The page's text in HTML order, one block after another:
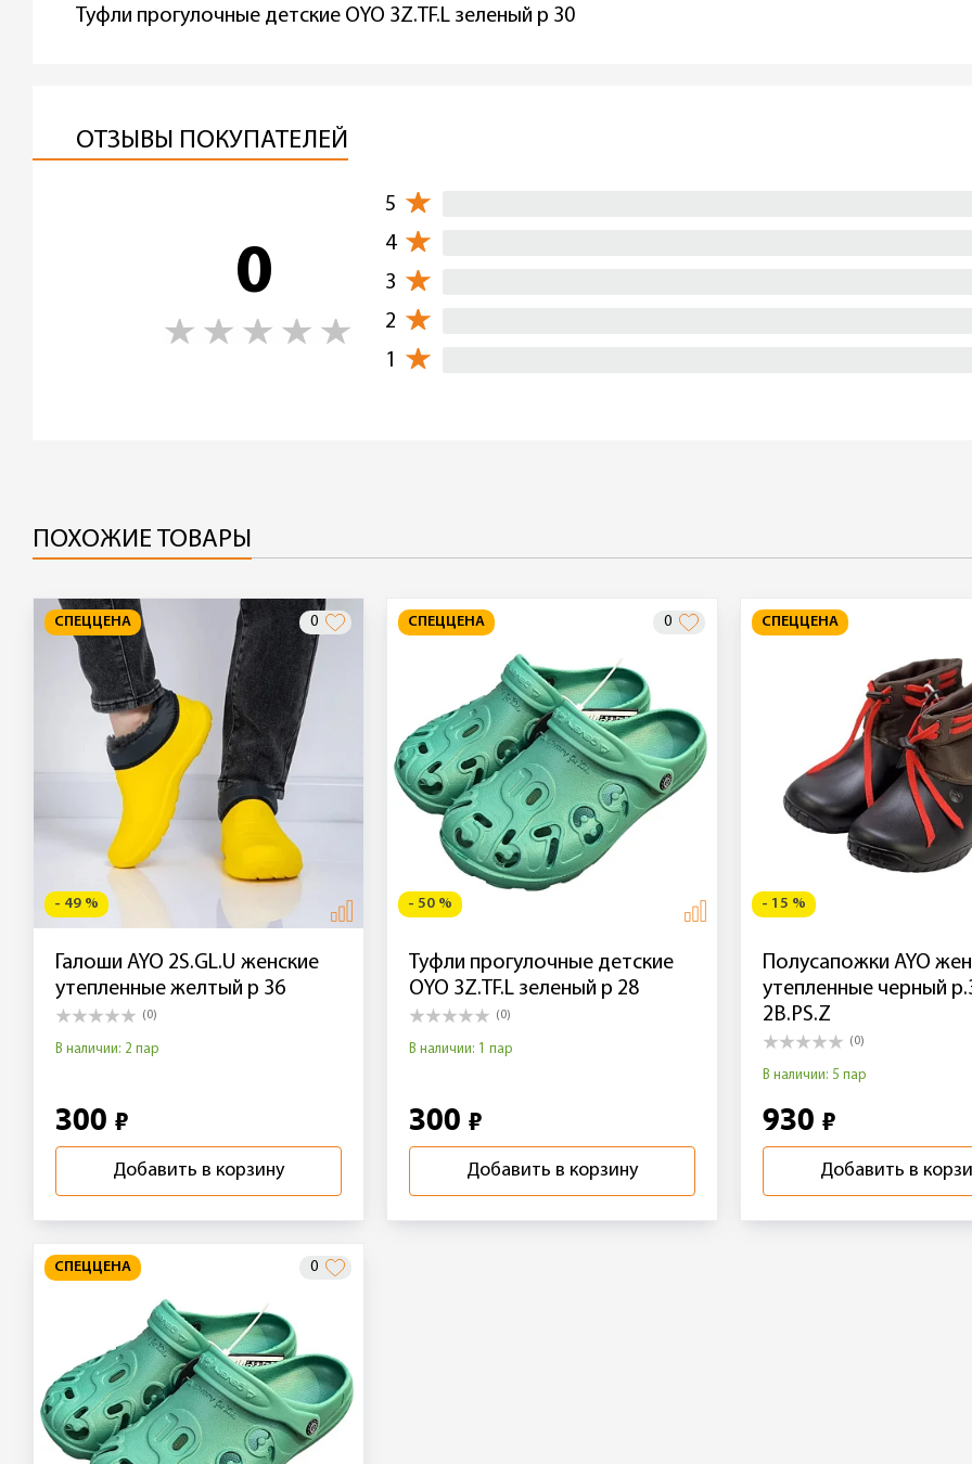
Туфли прогулочные детские OYO 3Z.TF.L зеленый р 30
ОТЗЫВЫ ПОКУПАТЕЛЕЙ
0
5
4
3
2
1
ПОХОЖИЕ ТОВАРЫ
СПЕЦЦЕНА
- 49 %
0
Галоши AYO 2S.GL.U женские
утепленные желтый р 36
(0)
В наличии: 2 пар
300 ₽
Добавить в корзину
СПЕЦЦЕНА
- 50 %
0
Туфли прогулочные детские
OYO 3Z.TF.L зеленый р 28
(0)
В наличии: 1 пар
300 ₽
Добавить в корзину
СПЕЦЦЕНА
- 15 %
Полусапожки AYO
утепленные черный
2B.PS.Z
(0)
В наличии: 5 пар
930 ₽
Добавить в
СПЕЦЦЕНА 0